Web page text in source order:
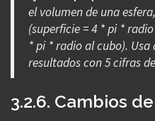
el volumen de una
(superficie = 4 * pi *
* pi * radio al cubo).
resultados con 5 cifras
3.2.6. Cambios